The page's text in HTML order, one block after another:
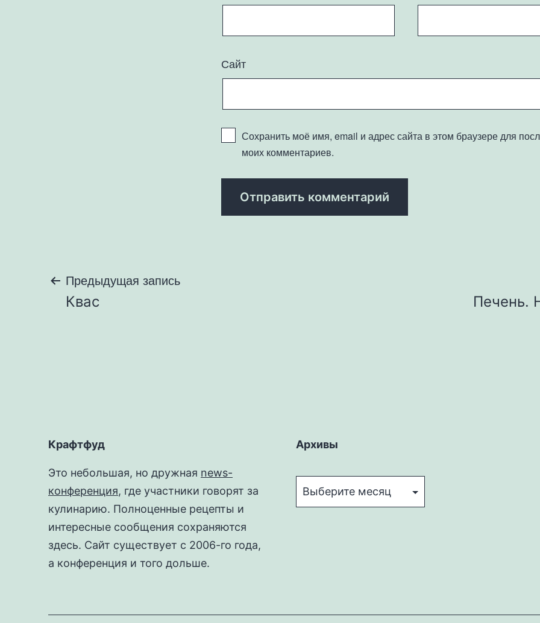
Сайт
Сохранить моё имя, email и адрес сайта в этом браузере для
моих комментариев.
Навигация
Предыдущая запись
Квас
Печень.
Крафтфуд
Это небольшая, но дружная news-
конференция, где участники говорят за
кулинарию. Полноценные рецепты и
интересные сообщения сохраняются
здесь. Сайт существует с 2006-го года,
а конференция и того дольше.
Архивы